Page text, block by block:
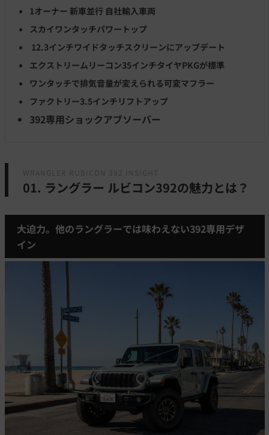
1オーナー 新車並行 自社輸入車両
スカイワンタッチパワートップ
12.3インチワイドタッチスクリーンにアップデート
エクストリームリーコン35インチタイヤPKGが標準
ワンタッチで排気音量が変えられる可変マフラー
ファクトリー3.5インチリフトアップ
392専用ショックアブソーバー
WRANGLER RUBICON 392 INSIGHT
01. ラングラー ルビコン392の魅力とは？
大迫力。他のラングラーでは味わえない392専用デザ
イン